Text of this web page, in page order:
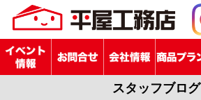
スタッフブログ